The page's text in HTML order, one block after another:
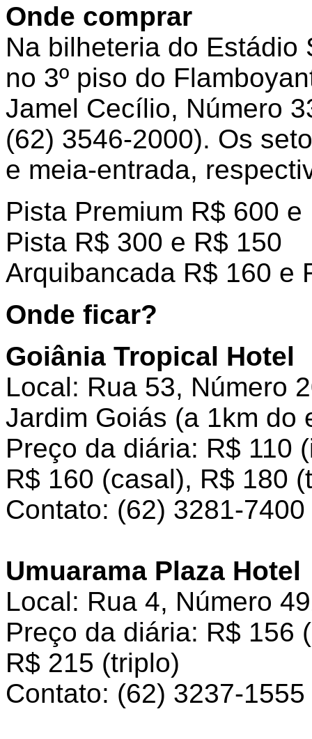
Onde comprar
Na bilheteria do Estádio
no 3º piso do
Jamel Cecílio, Número
(62) 3546-2000). Os
e meia-entrada,
Pista Premium R$ 600 e
Pista R$ 300 e R$ 150
Arquibancada R$ 160 e
Onde ficar?
Goiânia Tropical Hotel
Local: Rua 53, Número
Jardim Goiás (a 1km do
Preço da diária: R$ 110
R$ 160 (casal), R$ 180
Contato: (62) 3281-7400
Umuarama Plaza Hotel
Local: Rua 4, Número
Preço da diária: R$ 156
R$ 215 (triplo)
Contato: (62) 3237-1555